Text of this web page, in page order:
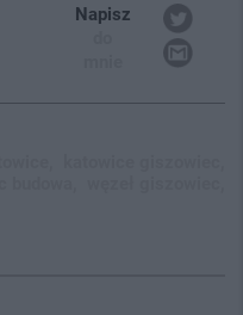
Napisz